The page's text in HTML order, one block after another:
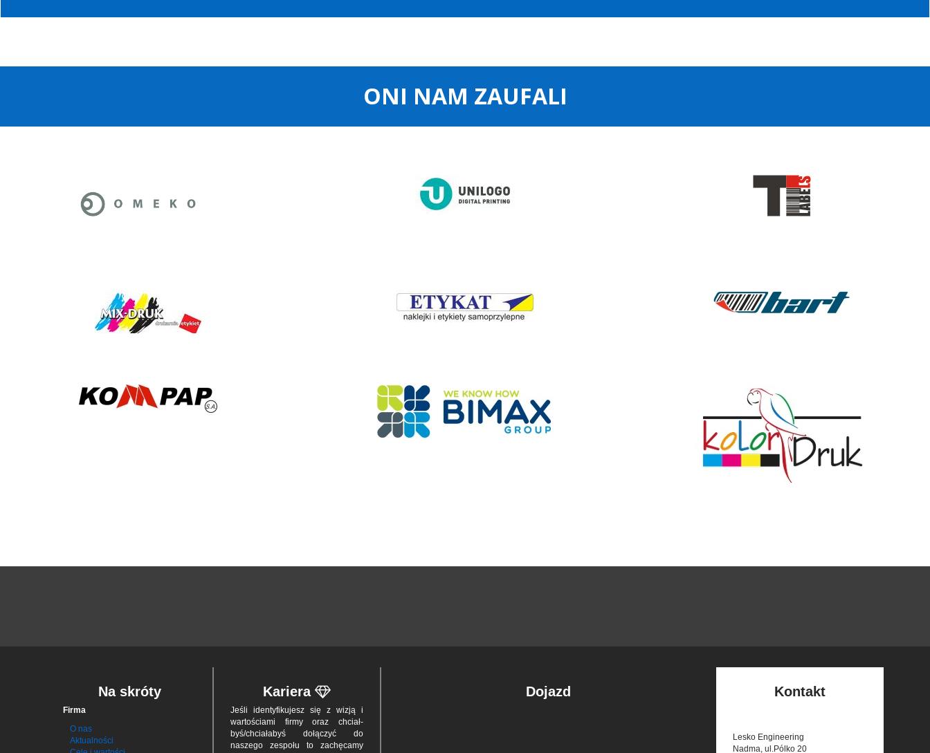
ONI NAM ZAUFALI
Na skróty
Firma
O nas
Aktualności
Kariera
Jeśli iden­tyfi­ku­jesz się z wizją i
war­to­ściami firmy oraz chciał­
byś/chciał­abyś dołą­czyć do
naszego zes­połu to zachę­camy
Dojazd Kontakt
Lesko Engineering
Nadma, ul.Pólko 20